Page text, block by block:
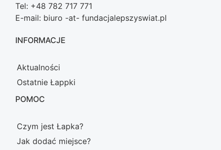
Tel: +48 782 717 771
E-mail: biuro -at- fundacjalepszyswiat.pl
INFORMACJE
Aktualności
Ostatnie Łappki
POMOC
Czym jest Łapka?
Jak dodać miejsce?